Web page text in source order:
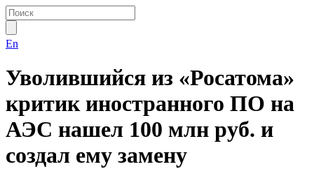
En
Уволившийся из «Росатома»
критик иностранного ПО на
АЭС нашел 100 млн руб. и
создал ему замену